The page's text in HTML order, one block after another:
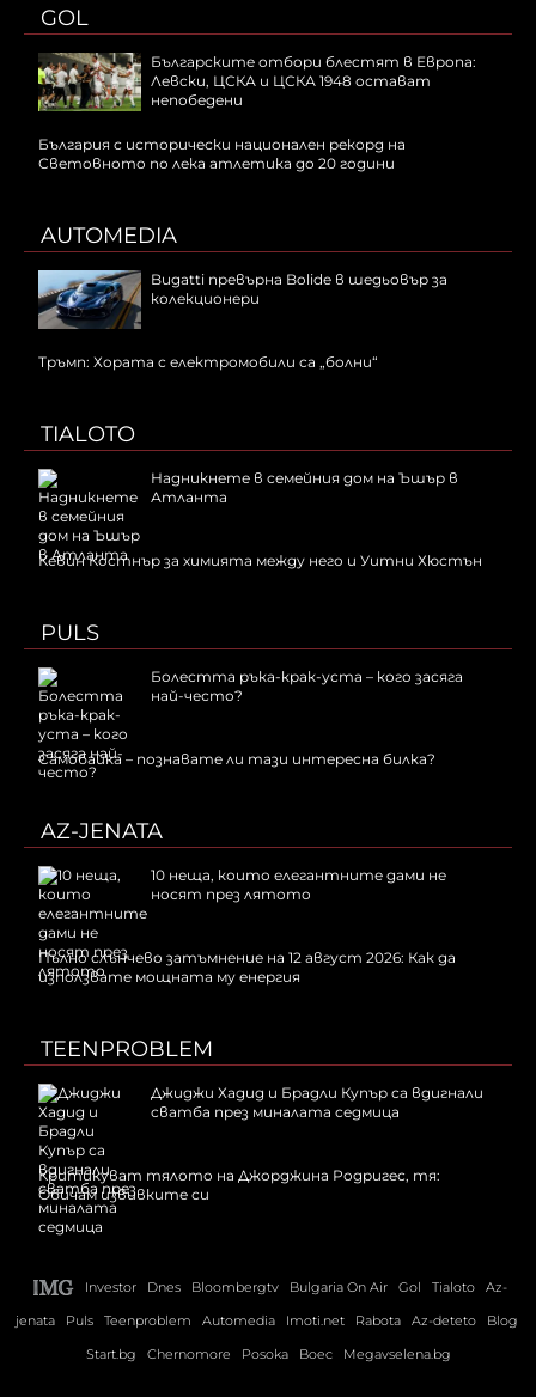
GOL
Българските отбори блестят в Европа:
Левски, ЦСКА и ЦСКА 1948 остават
непобедени
България с исторически национален рекорд на
Световното по лека атлетика до 20 години
AUTOMEDIA
Bugatti превърна Bolide в шедьовър за
колекционери
Тръмп: Хората с електромобили са „болни“
TIALOTO
Надникнете в семейния дом на Ъшър в
Атланта
Кевин Костнър за химията между него и Уитни Хюстън
PULS
Болестта ръка-крак-уста – кого засяга
най-често?
Самобайка – познавате ли тази интересна билка?
AZ-JENATA
10 неща, които елегантните дами не
носят през лятото
Пълно слънчево затъмнение на 12 август 2026: Как да
използвате мощната му енергия
TEENPROBLEM
Джиджи Хадид и Брадли Купър са вдигнали
сватба през миналата седмица
Критикуват тялото на Джорджина Родригес, тя:
Обичам извивките си
Investor Dnes Bloombergtv Bulgaria On Air Gol Tialoto
Az-
jenata
Puls Teenproblem Automedia Imoti.net Rabota Az-deteto
Blog
Start.bg
Chernomore Posoka Boec Megavselena.bg